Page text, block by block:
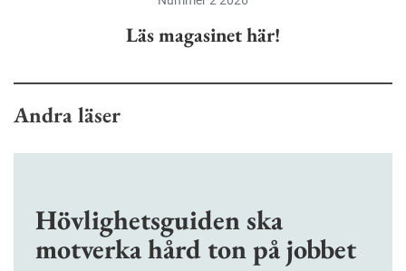
Läs magasinet här!
Andra läser
Hövlighetsguiden ska
motverka hård ton på jobbet